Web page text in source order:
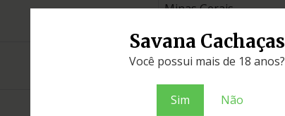
Savana Cachaças
Você possui mais de 18 anos?
Sim Não
Minas Gerais
miniaturas